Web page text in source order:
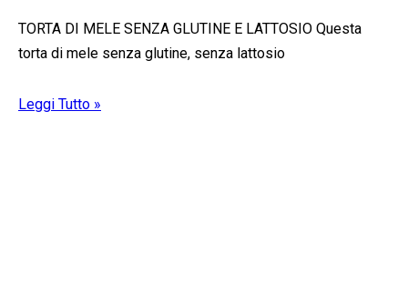
TORTA DI MELE SENZA GLUTINE E LATTOSIO Questa
torta di mele senza glutine, senza lattosio
Leggi Tutto »